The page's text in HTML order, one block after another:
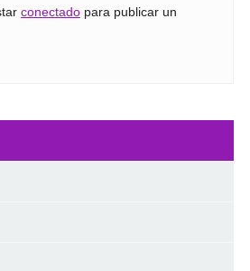
conectadopara publicar un